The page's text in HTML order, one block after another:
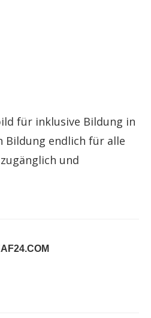
für inklusive Bildung in
Bildung endlich für alle
und